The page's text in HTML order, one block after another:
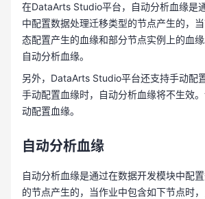
在DataArts Studio平台，自动分析血缘是
中配置数据处理迁移类型的节点产生的，
态配置产生的血缘和部分节点实例上的血
自动分析血缘。
另外，DataArts Studio平台还支持手动配
手动配置血缘时，自动分析血缘将不生效
动配置血缘。
自动分析血缘
自动分析血缘是通过在数据开发模块中配
的节点产生的，当作业中包含如下节点时